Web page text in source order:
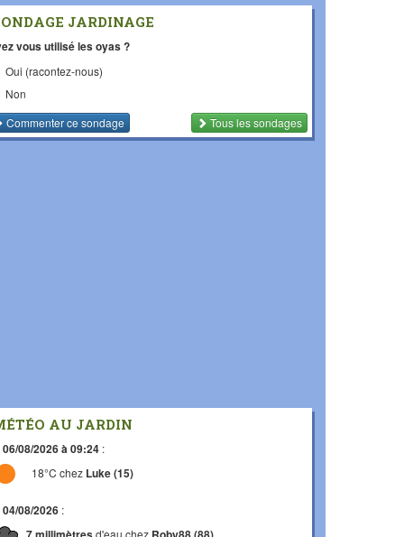
JARDINAGE
vous utilisé les oyas ?
Oui (racontez-nous)
Non
Commenterce sondage Tous les sondages
AU JARDIN
06/08/2026 à 09:24 :
18°C chez Luke (15)
04/08/2026 :
d'eau chez